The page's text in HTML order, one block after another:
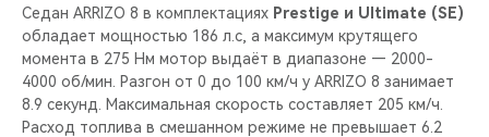
Седан ARRIZO 8 в комплектациях Prestige и Ultimate (SE)
обладает мощностью 186 л.c, а максимум крутящего
момента в 275 Нм мотор выдаёт в диапазоне — 2000-
4000 об/мин. Разгон от 0 до 100 км/ч у ARRIZO 8 занимает
8.9 секунд. Максимальная скорость составляет 205 км/ч.
Расход топлива в смешанном режиме не превышает 6.2